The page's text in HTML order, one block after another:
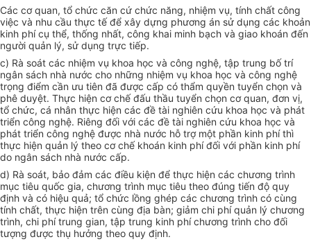
Các cơ quan, tổ chức căn cứ chức năng, nhiệm vụ, tính chất công
việc và nhu cầu thực tế để xây dựng phương án sử dụng các khoản
kinh phí cụ thể, thống nhất, công khai minh bạch và giao khoán đến
người quản lý, sử dụng trực tiếp.
c) Rà soát các nhiệm vụ khoa học và công nghệ, tập trung bố trí
ngân sách nhà nước cho những nhiệm vụ khoa học và công nghệ
trọng điểm cần ưu tiên đã được cấp có thẩm quyền tuyển chọn và
phê duyệt. Thực hiện cơ chế đấu thầu tuyển chọn cơ quan, đơn vị,
tổ chức, cá nhân thực hiện các đề tài nghiên cứu khoa học và phát
triển công nghệ. Riêng đối với các đề tài nghiên cứu khoa học và
phát triển công nghệ được nhà nước hỗ trợ một phần kinh phí thì
thực hiện quản lý theo cơ chế khoán kinh phí đối với phần kinh phí
do ngân sách nhà nước cấp.
d) Rà soát, bảo đảm các điều kiện để thực hiện các chương trình
mục tiêu quốc gia, chương trình mục tiêu theo đúng tiến độ quy
định và có hiệu quả; tổ chức lồng ghép các chương trình có cùng
tính chất, thực hiện trên cùng địa bàn; giảm chi phí quản lý chương
trình, chi phí trung gian, tập trung kinh phí chương trình cho đối
tượng được thụ hưởng theo quy định.